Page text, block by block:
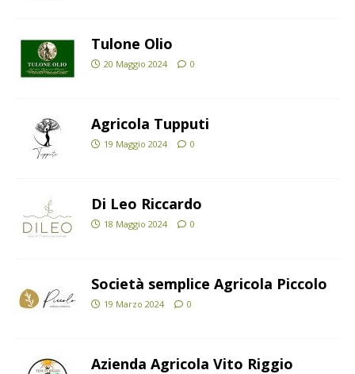
Tulone Olio
20 Maggio 2024 0
Agricola Tupputi
19 Maggio 2024 0
Di Leo Riccardo
18 Maggio 2024 0
Società semplice Agricola Piccolo
19 Marzo 2024 0
Azienda Agricola Vito Riggio